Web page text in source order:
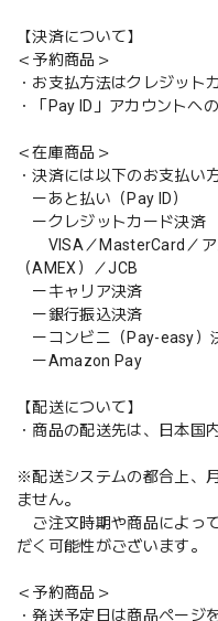
【決済について】
＜予約商品＞
・お支払方法はクレジット
・「Pay ID」アカウントへ
＜在庫商品＞
・決済には以下のお支払い
ーあと払い（Pay ID）
ークレジットカード決済
VISA／MasterCard／ア
（AMEX）／JCB
ーキャリア決済
ー銀行振込決済
ーコンビニ（Pay-easy）
ーAmazon Pay
【配送について】
・商品の配送先は、日本国
※配送システムの都合上、
ません。
ご注文時期や商品によっ
だく可能性がございます。
＜予約商品＞
・発送予定日は商品ページ